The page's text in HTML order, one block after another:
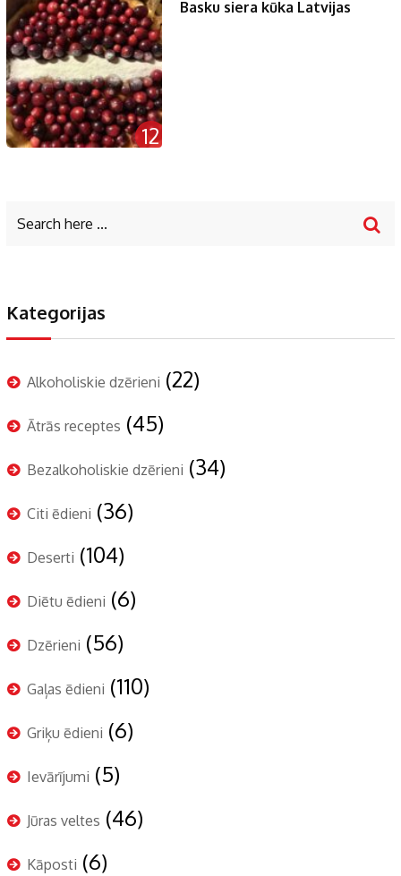
12
Basku siera kūka Latvijas
Kategorijas
Alkoholiskie dzērieni (22)
Ātrās receptes (45)
Bezalkoholiskie dzērieni (34)
Citi ēdieni (36)
Deserti (104)
Diētu ēdieni (6)
Dzērieni (56)
Gaļas ēdieni (110)
Griķu ēdieni (6)
Ievārījumi (5)
Jūras veltes (46)
Kāposti (6)